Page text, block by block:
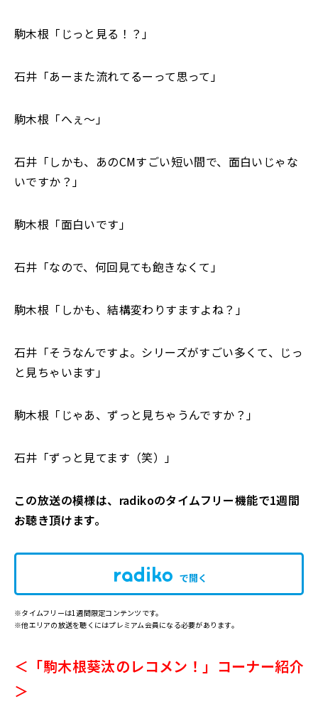
駒木根「じっと見る！？」
石井「あーまた流れてるーって思って」
駒木根「へぇ～」
石井「しかも、あのCMすごい短い間で、面白いじゃな
いですか？」
駒木根「面白いです」
石井「なので、何回見ても飽きなくて」
駒木根「しかも、結構変わりすますよね？」
石井「そうなんですよ。シリーズがすごい多くて、じっ
と見ちゃいます」
駒木根「じゃあ、ずっと見ちゃうんですか？」
石井「ずっと見てます（笑）」
この放送の模様は、radikoのタイムフリー機能で1週間
お聴き頂けます。
で開く
※タイムフリーは1週間限定コンテンツです。
※他エリアの放送を聴くにはプレミアム会員になる必要があります。
＜「駒木根葵汰のレコメン！」コーナー紹介
＞